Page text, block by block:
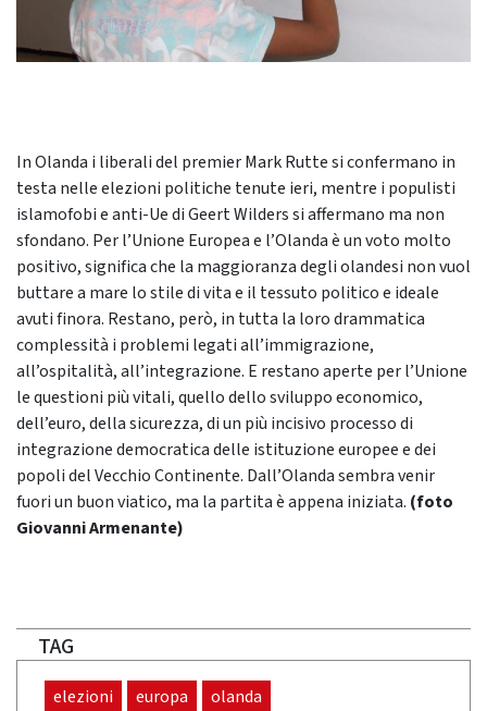
In Olanda i liberali del premier Mark Rutte si confermano in
testa nelle elezioni politiche tenute ieri, mentre i populisti
islamofobi e anti-Ue di Geert Wilders si affermano ma non
sfondano. Per l’Unione Europea e l’Olanda è un voto molto
positivo, significa che la maggioranza degli olandesi non vuol
buttare a mare lo stile di vita e il tessuto politico e ideale
avuti finora. Restano, però, in tutta la loro drammatica
complessità i problemi legati all’immigrazione,
all’ospitalità, all’integrazione. E restano aperte per l’Unione
le questioni più vitali, quello dello sviluppo economico,
dell’euro, della sicurezza, di un più incisivo processo di
integrazione democratica delle istituzione europee e dei
popoli del Vecchio Continente. Dall’Olanda sembra venir
fuori un buon viatico, ma la partita è appena iniziata. (foto
Giovanni Armenante)
TAG
elezioni europa olanda